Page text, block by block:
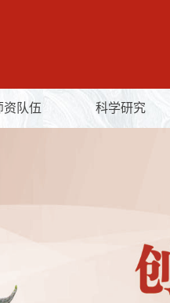
资队伍 科学研究